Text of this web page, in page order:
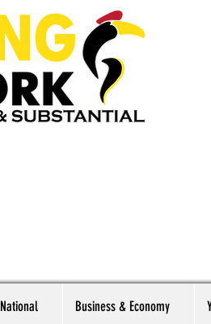
National Business & Economy